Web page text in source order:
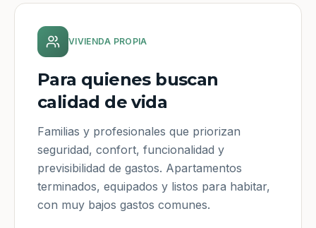
VIVIENDA PROPIA
Para quienes buscan
calidad de vida
Familias y profesionales que priorizan
seguridad, confort, funcionalidad y
previsibilidad de gastos. Apartamentos
terminados, equipados y listos para habitar,
con muy bajos gastos comunes.